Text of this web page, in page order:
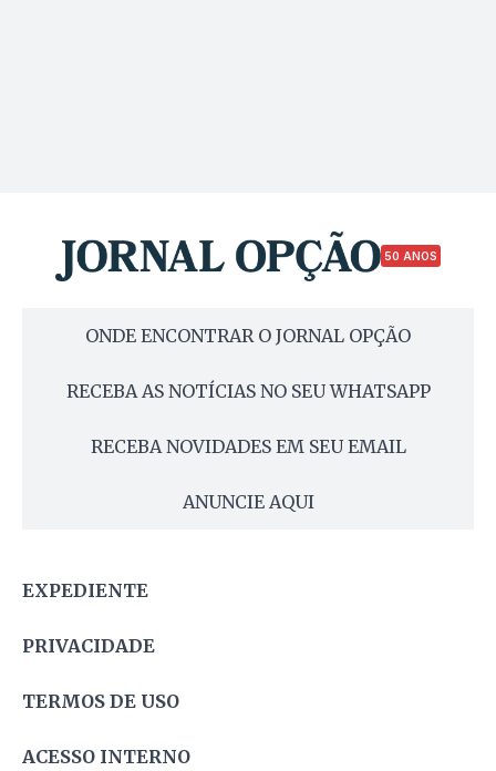
50 ANOS
ONDE ENCONTRAR O JORNAL OPÇÃO
RECEBA AS NOTÍCIAS NO SEU WHATSAPP
RECEBA NOVIDADES EM SEU EMAIL
ANUNCIE AQUI
EXPEDIENTE
PRIVACIDADE
TERMOS DE USO
ACESSO INTERNO